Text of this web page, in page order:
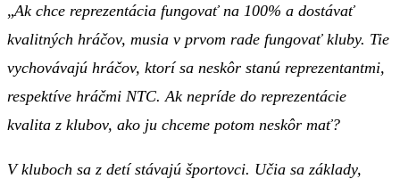
„Ak chce reprezentácia fungovať na 100% a dostávať
kvalitných hráčov, musia v prvom rade fungovať kluby. Tie
vychovávajú hráčov, ktorí sa neskôr stanú reprezentantmi,
respektíve hráčmi NTC. Ak nepríde do reprezentácie
kvalita z klubov, ako ju chceme potom neskôr mať?
V kluboch sa z detí stávajú športovci. Učia sa základy,